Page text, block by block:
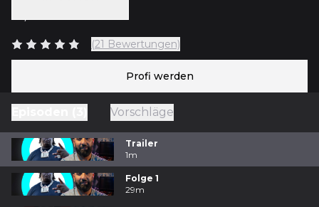
(21 Bewertungen)
Profi werden
Vorschläge
Trailer
1m
Folge 1
29m